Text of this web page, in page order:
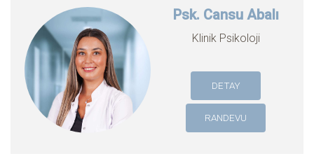
Psk. Cansu Abalı
Klinik Psikoloji
DETAY
RANDEVU